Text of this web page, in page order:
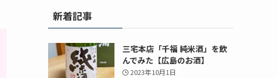
新着記事
三宅本店「千福 純米酒」を飲
んでみた【広島のお酒】
2023年10月1日